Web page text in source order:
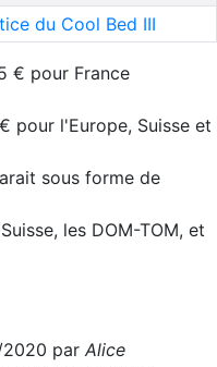
du Cool Bed III
€ pour France
pour l'Europe, Suisse et
sous forme de
les DOM-TOM, et
par Alice